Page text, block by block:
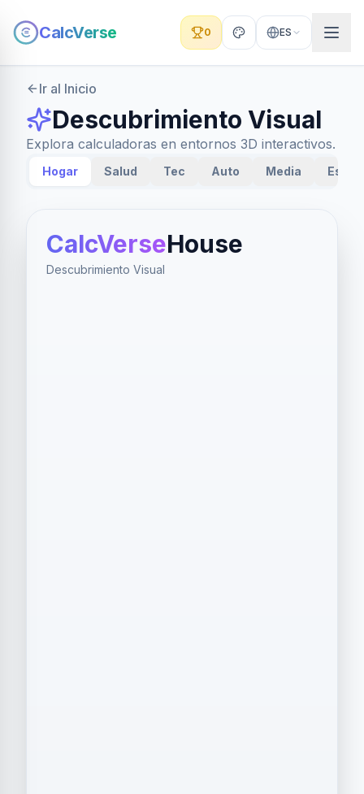
CalcVerse 0 ES
Ir al Inicio
Descubrimiento Visual
Explora calculadoras en entornos 3D interactivos.
Hogar Salud Tec Auto Media
CalcVerseHouse
Descubrimiento Visual